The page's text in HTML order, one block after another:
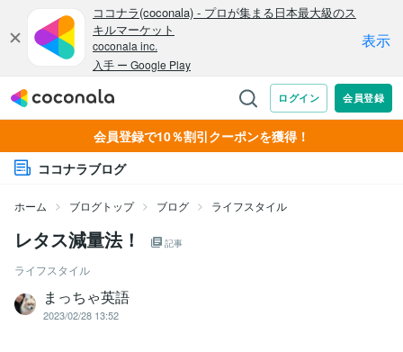
会員登録で10％割引クーポンを獲得！
ココナラブログ
ホーム ブログトップ ブログ ライフスタイル
レタス減量法！ 記事
ライフスタイル
まっちゃ英語
2023/02/28 13:52